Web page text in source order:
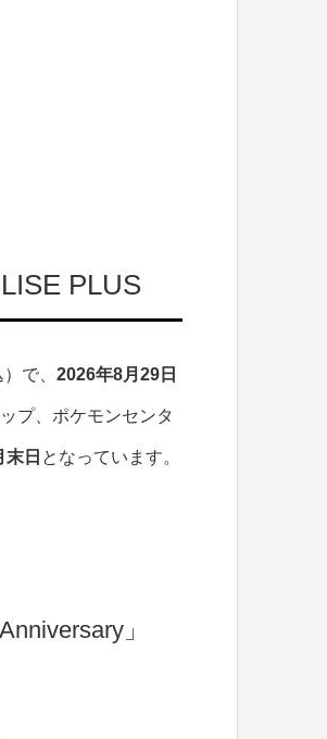
PLUS
で、 2026年8月29日
プ、ポケモンセンタ
日 となっています。
」